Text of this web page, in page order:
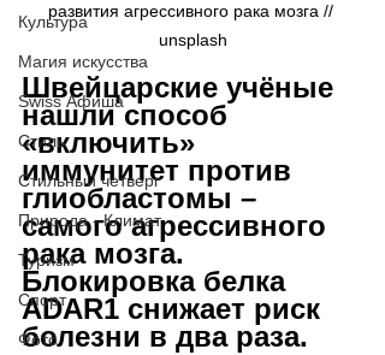
Культура
Магия искусства
Swiss Афиша
Стиль
Стильный четверг
Природа - Климат
Туризм
Спорт
Фото
развития агрессивного рака мозга //
unsplash
Швейцарские учёные
нашли способ
«включить»
иммунитет против
глиобластомы –
самого агрессивного
рака мозга.
Блокировка белка
ADAR1 снижает риск
болезни в два раза.